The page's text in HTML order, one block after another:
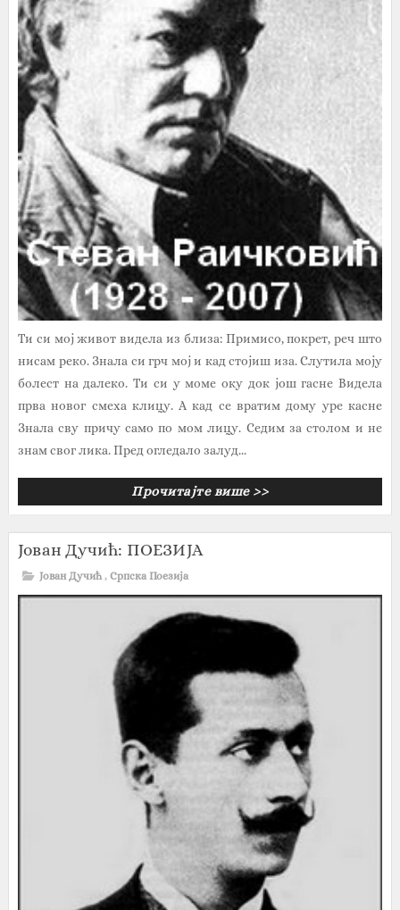
Ти си мој живот видела из близа: Примисо, покрет, реч што
нисам реко. Знала си грч мој и кад стојиш иза. Слутила моју
болест на далеко. Ти си у моме оку док још гасне Видела
прва новог смеха клицу. А кад се вратим дому уре касне
Знала сву причу само по мом лицу. Седим за столом и не
знам свог лика. Пред огледало залуд...
Прочитајте више >>
Јован Дучић: ПОЕЗИЈА
Јован Дучић , Српска Поезија